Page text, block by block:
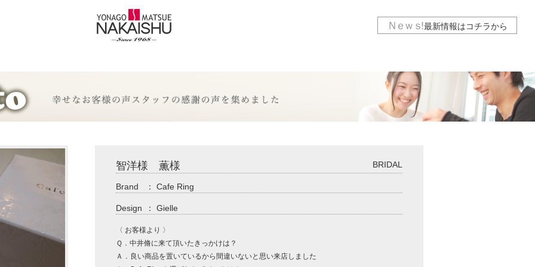
Ｎｅｗｓ!最新情報はコチラから
智洋様 薫様 BRIDAL
Brand ： Cafe Ring
Design ： Gielle
〈 お客様より 〉
Ｑ．中井脩に来て頂いたきっかけは？
Ａ．良い商品を置いているから間違いないと思い来店しました